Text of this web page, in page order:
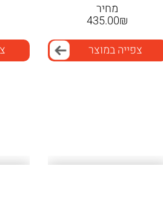
מחיר
₪
435.00
צפייה במוצר